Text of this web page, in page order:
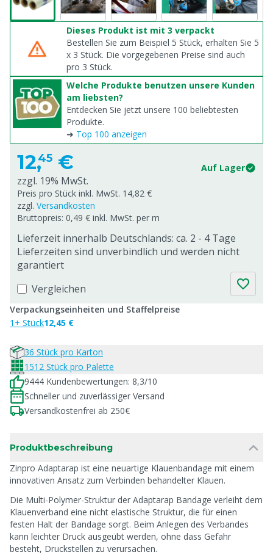
Dieses Produkt ist mit 3 verpackt
Bestellen Sie zum Beispiel 5 Stück, erhalten Sie 5
x 3 Stück. Die vorgegebenen Preise sind auch
pro 3 Stück.
Welche Produkte benutzen unsere Kunden
am liebsten?
Entdecken Sie jetzt unsere 100 beliebtesten
Produkte.
➜ Top 100 anzeigen
12,45 € Auf Lager
zzgl. 19% MwSt.
Preis pro Stück inkl. MwSt. 14,82 €
zzgl. Versandkosten
Bruttopreis: 0,49 € inkl. MwSt. per m
Lieferzeit innerhalb Deutschlands: ca. 2 - 4 Tage
Lieferzeiten sind unverbindlich und werden nicht
garantiert
Vergleichen
Verpackungseinheiten und Staffelpreise
1+ Stück12,45 €
36 Stück pro Karton
1512 Stück pro Palette
9444 Kundenbewertungen: 8,3/10
Schneller und zuverlässiger Versand
Versandkostenfrei ab 250€
Produktbeschreibung
Zinpro Adaptarap ist eine neuartige Klauenbandage mit einem
innovativen Ansatz zum Verbinden behandelter Klauen.
Die Multi-Polymer-Struktur der Adaptarap Bandage verleiht dem
Klauenverband eine nicht elastische Struktur, die für einen
festen Halt der Bandage sorgt. Beim Anlegen des Verbandes
kann leichter Druck ausgeübt werden, ohne dass Gefahr
besteht, Druckstellen zu verursachen.